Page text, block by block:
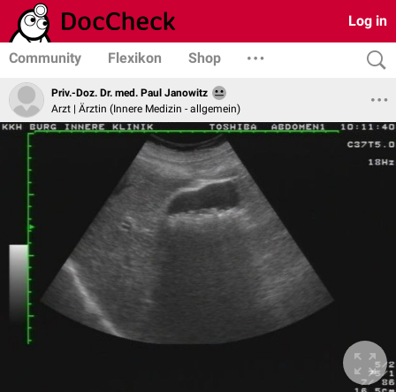
Log in
Community Flexikon Shop
Priv.-Doz. Dr. med. Paul Janowitz
Arzt | Ärztin (Innere Medizin - allgemein)